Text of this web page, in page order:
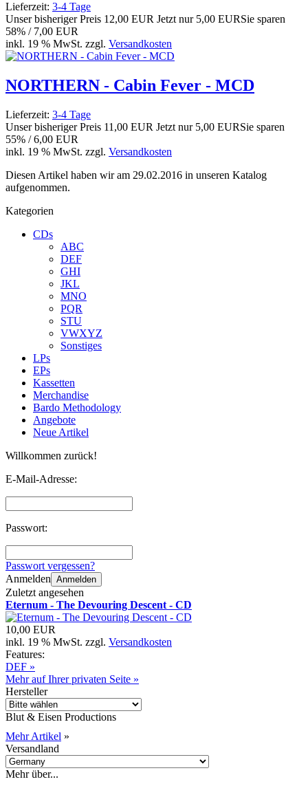
Lieferzeit: 3-4 Tage
Unser bisheriger Preis 12,00 EUR Jetzt nur 5,00 EURSie sparen
58% / 7,00 EUR
inkl. 19 % MwSt. zzgl. Versandkosten
NORTHERN - Cabin Fever - MCD
Lieferzeit: 3-4 Tage
Unser bisheriger Preis 11,00 EUR Jetzt nur 5,00 EURSie sparen
55% / 6,00 EUR
inkl. 19 % MwSt. zzgl. Versandkosten
Diesen Artikel haben wir am 29.02.2016 in unseren Katalog
aufgenommen.
Kategorien
CDs
ABC
DEF
GHI
JKL
MNO
PQR
STU
VWXYZ
Sonstiges
LPs
EPs
Kassetten
Merchandise
Bardo Methodology
Angebote
Neue Artikel
Willkommen zurück!
E-Mail-Adresse:
Passwort:
Passwort vergessen?
Anmelden Anmelden
Zuletzt angesehen
Eternum - The Devouring Descent - CD
10,00 EUR
inkl. 19 % MwSt. zzgl. Versandkosten
Features:
DEF »
Mehr auf Ihrer privaten Seite »
Hersteller
Blut & Eisen Productions
Mehr Artikel »
Versandland
Mehr über...